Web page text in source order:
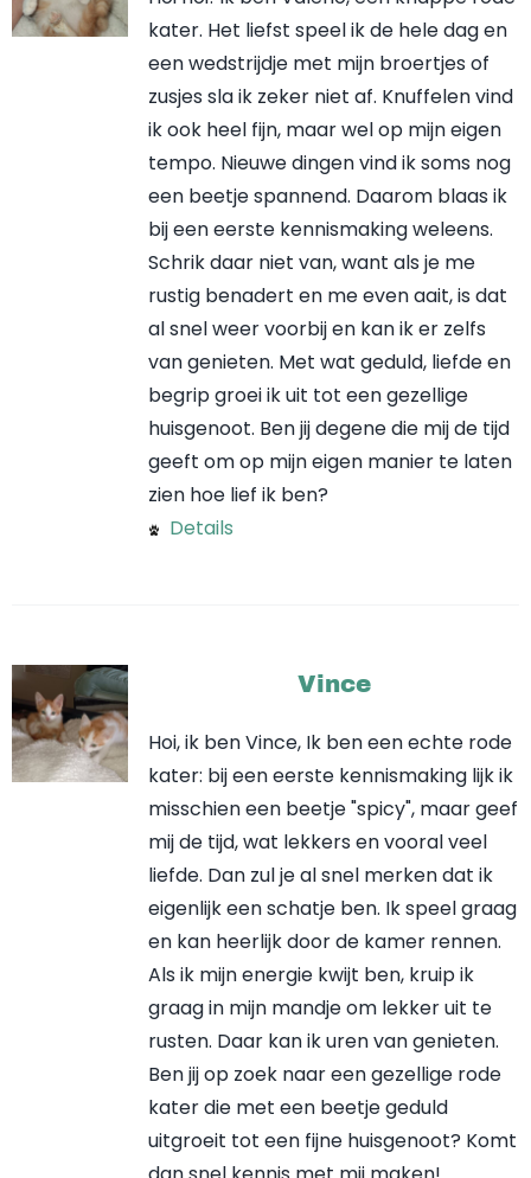
kater. Het liefst speel ik de hele dag en
een wedstrijdje met mijn broertjes of
zusjes sla ik zeker niet af. Knuffelen vind
ik ook heel fijn, maar wel op mijn eigen
tempo. Nieuwe dingen vind ik soms nog
een beetje spannend. Daarom blaas ik
bij een eerste kennismaking weleens.
Schrik daar niet van, want als je me
rustig benadert en me even aait, is dat
al snel weer voorbij en kan ik er zelfs
van genieten. Met wat geduld, liefde en
begrip groei ik uit tot een gezellige
huisgenoot. Ben jij degene die mij de tijd
geeft om op mijn eigen manier te laten
zien hoe lief ik ben?
Details
Vince
Hoi, ik ben Vince, Ik ben een echte rode
kater: bij een eerste kennismaking lijk ik
misschien een beetje "spicy", maar geef
mij de tijd, wat lekkers en vooral veel
liefde. Dan zul je al snel merken dat ik
eigenlijk een schatje ben. Ik speel graag
en kan heerlijk door de kamer rennen.
Als ik mijn energie kwijt ben, kruip ik
graag in mijn mandje om lekker uit te
rusten. Daar kan ik uren van genieten.
Ben jij op zoek naar een gezellige rode
kater die met een beetje geduld
uitgroeit tot een fijne huisgenoot? Komt